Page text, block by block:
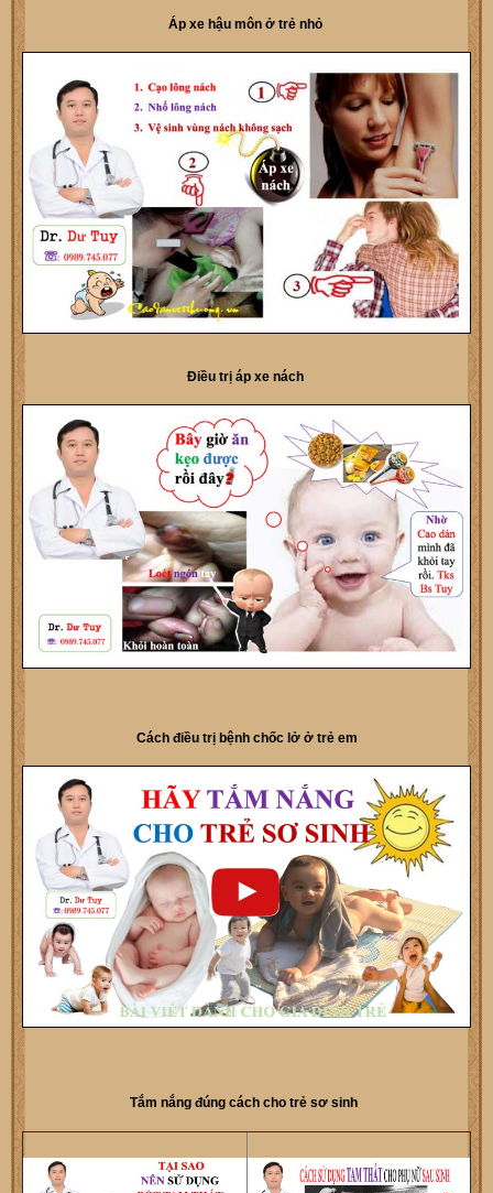
Áp xe hậu môn ở trẻ nhỏ
Điều trị áp xe nách
Cách điều trị bệnh chốc lở ở trẻ em
Tắm nắng đúng cách cho trẻ sơ sinh